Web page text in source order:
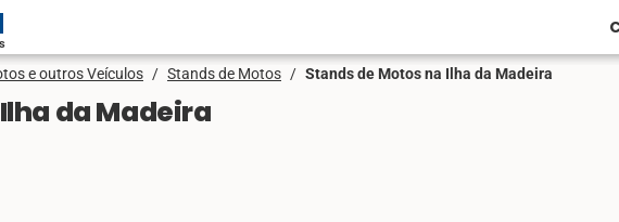
e outros Veículos / Stands de Motos / Stands de Motos na Ilha da Madeira
da Madeira